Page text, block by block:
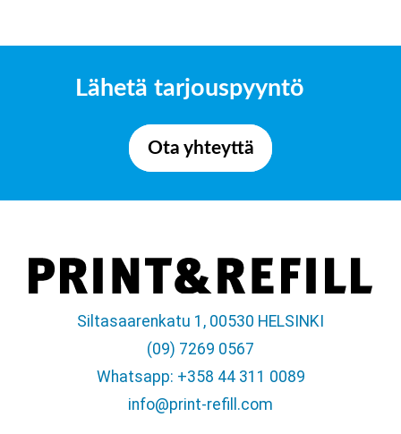
Lähetä tarjouspyyntö
Ota yhteyttä
Siltasaarenkatu 1, 00530 HELSINKI
(09) 7269 0567
Whatsapp: +358 44 311 0089
info@print-refill.com